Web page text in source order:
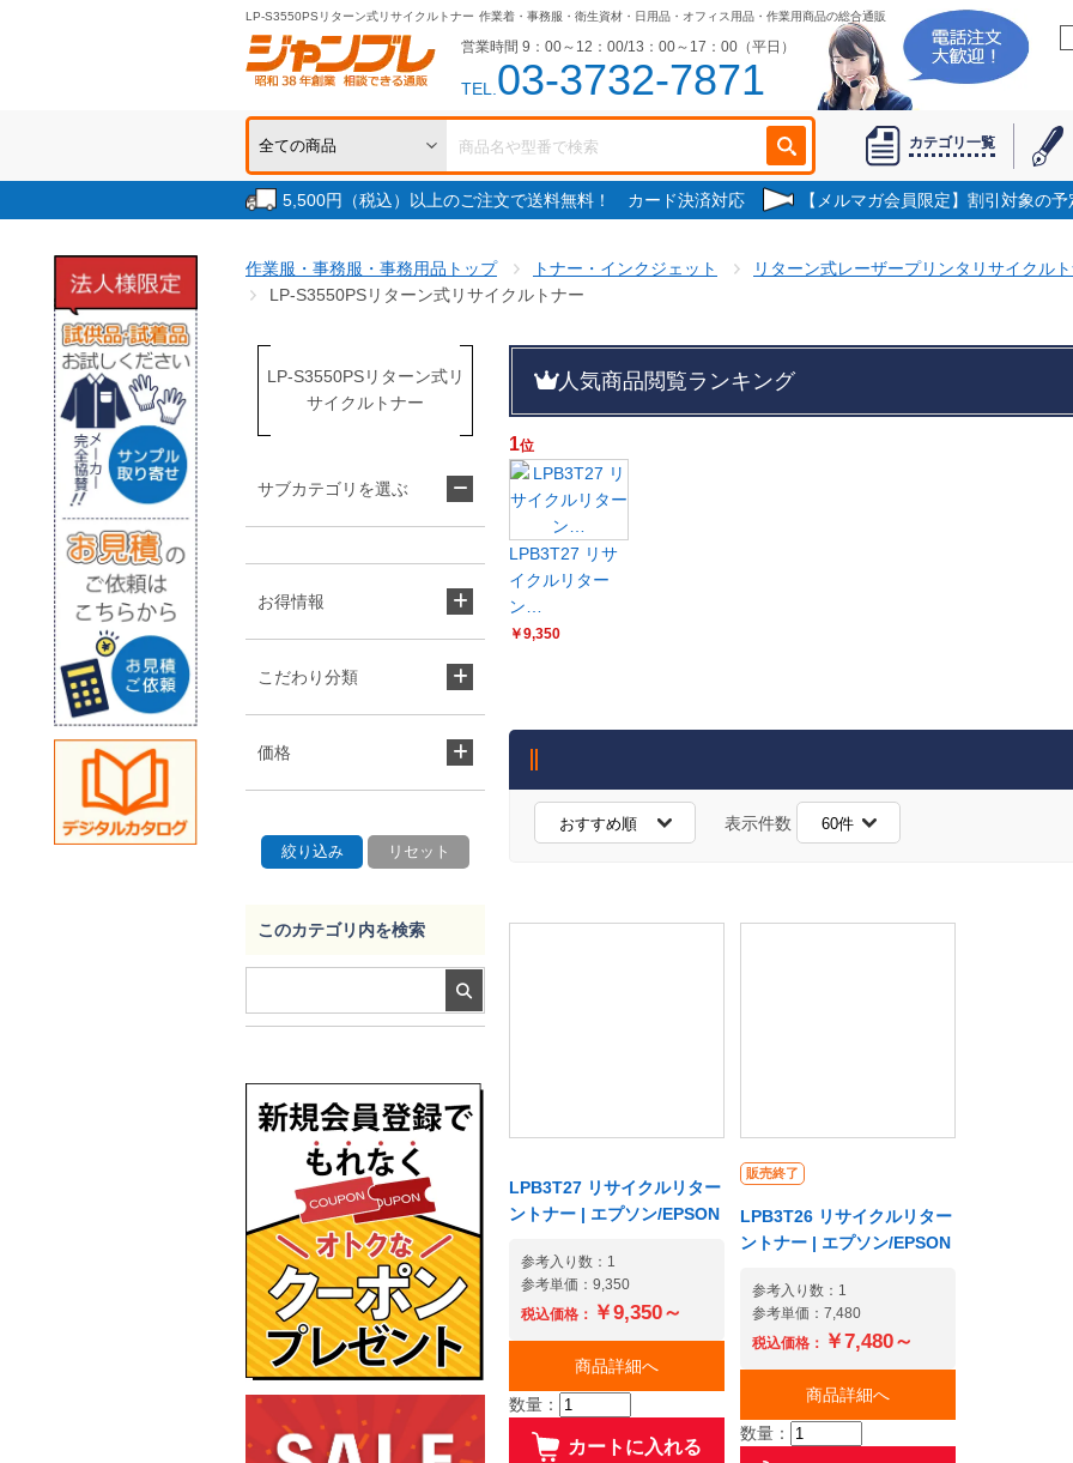
LP-S3550PSリターン式リサイクルトナー 作業着・事務服・衛生資材・日用品・オフィス用品・作業用商品の総合通販
営業時間 9：00～12：00/13：00～17：00（平日）
TEL.03-3732-7871
カテゴリ一覧
5,500円（税込）以上のご注文で送料無料！ カード決済対応 【メルマガ会員限定】割引対象の
作業服・事務服・事務用品トップ トナー・インクジェット
リターン式レーザープリンタリサイクル
LP-S3550PSリターン式リサイクルトナー
人気商品閲覧ランキング
1位
LPB3T27 リサ
イクルリター
ン…
￥9,350
表示件数
LPB3T27 リサイクルリター
ントナー | エプソン/EPSON
参考入り数：1
参考単価：9,350
税込価格： ￥9,350～
商品詳細へ
数量：
カートに入れる
販売終了
LPB3T26 リサイクルリター
ントナー | エプソン/EPSON
参考入り数：1
参考単価：7,480
税込価格： ￥7,480～
商品詳細へ
数量：
LP-S3550PSリターン式リ
サイクルトナー
サブカテゴリを選ぶ
お得情報
こだわり分類
価格
このカテゴリ内を検索